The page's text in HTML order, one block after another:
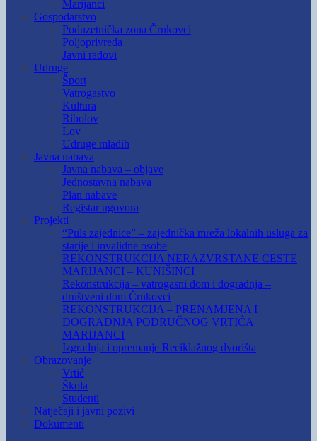
Marijanci
Gospodarstvo
Poduzetnička zona Črnkovci
Poljoprivreda
Javni radovi
Udruge
Šport
Vatrogastvo
Kultura
Ribolov
Lov
Udruge mladih
Javna nabava
Javna nabava – objave
Jednostavna nabava
Plan nabave
Registar ugovora
Projekti
“Puls zajednice” – zajednička mreža lokalnih usluga za
starije i invalidne osobe
REKONSTRUKCIJA NERAZVRSTANE CESTE
MARIJANCI – KUNIŠINCI
Rekonstrukcija – vatrogasni dom i dogradnja –
društveni dom Črnkovci
REKONSTRUKCIJA – PRENAMJENA I
DOGRADNJA PODRUČNOG VRTIĆA
MARIJANCI
Izgradnja i opremanje Reciklažnog dvorišta
Obrazovanje
Vrtić
Škola
Studenti
Natječaji i javni pozivi
Dokumenti